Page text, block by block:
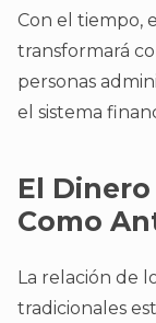
Con el tiempo,
transformará
personas
el sistema
El Dinero
Como
La relación de
tradicionales